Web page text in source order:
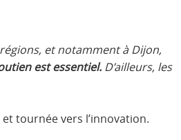
et notamment à Dijon,
est essentiel. D’ailleurs, les
tournée vers l’innovation.